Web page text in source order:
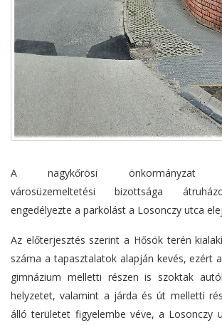
A nagykőrösi önkormányzat
városüzemeltetési bizottsága
engedélyezte a parkolást a Losonczy utca
Az előterjesztés szerint a Hősök terén
száma a tapasztalatok alapján kevés, ezért
gimnázium melletti részen is szoktak
helyzetet, valamint a járda és út melletti
álló területet figyelembe véve, a Losonczy